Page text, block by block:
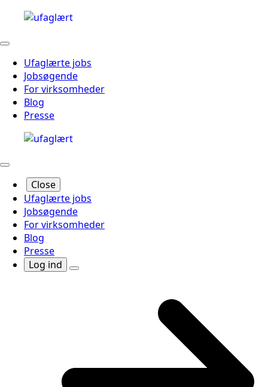
Ufaglærte jobs
Jobsøgende
For virksomheder
Blog
Presse
Close
Ufaglærte jobs
Jobsøgende
For virksomheder
Blog
Presse
Log ind